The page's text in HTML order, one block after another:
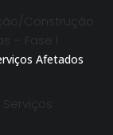
Construção
– Fase I